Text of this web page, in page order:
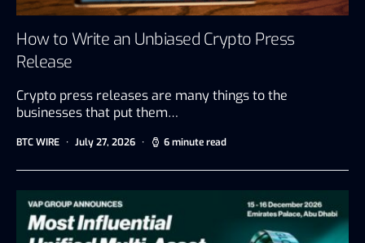
How to Write an Unbiased Crypto Press
Release
Crypto press releases are many things to the
businesses that put them…
BTC WIRE July 27, 2026 6 minute read